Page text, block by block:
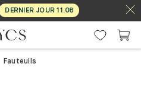
DERNIER JOUR 11.08
Fauteuils